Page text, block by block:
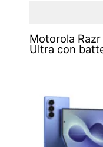
Motorola
Ultra con